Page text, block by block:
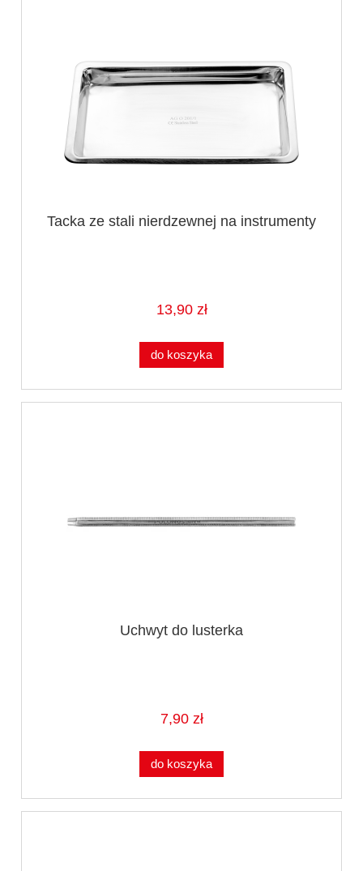
Tacka ze stali nierdzewnej na instrumenty
13,90 zł
do koszyka
Uchwyt do lusterka
7,90 zł
do koszyka